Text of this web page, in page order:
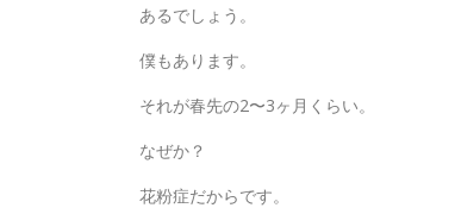
あるでしょう。
僕もあります。
それが春先の2〜3ヶ月くらい。
なぜか？
花粉症だからです。